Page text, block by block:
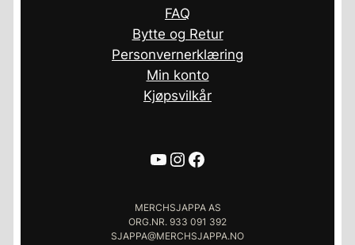
FAQ
Bytte og Retur
Personvernerklæring
Min konto
Kjøpsvilkår
YouTube
Instagram
Facebook
MERCHSJAPPA AS
ORG.NR. 933 091 392
SJAPPA@MERCHSJAPPA.NO